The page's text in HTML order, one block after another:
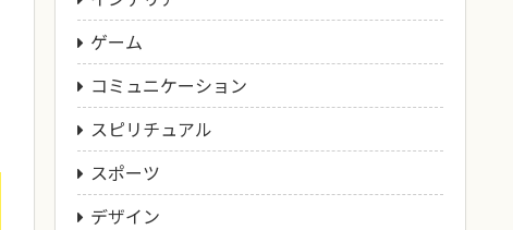
ゲーム
コミュニケーション
スピリチュアル
スポーツ
デザイン